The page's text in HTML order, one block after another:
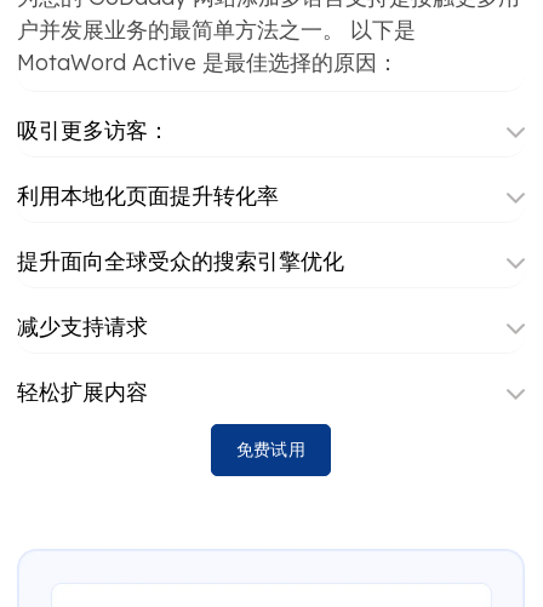
户并发展业务的最简单方法之一。 以下是
MotaWord Active 是最佳选择的原因：
吸引更多访客：
利用本地化页面提升转化率
提升面向全球受众的搜索引擎优化
减少支持请求
轻松扩展内容
免费试用